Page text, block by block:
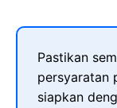
Pastikan
persyaratan
siapkan